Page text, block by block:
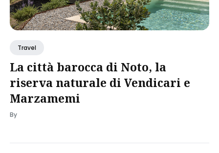
Travel
La città barocca di Noto, la
riserva naturale di Vendicari e
Marzamemi
By